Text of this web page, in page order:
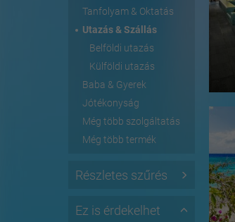
Tanfolyam & Oktatás
Utazás & Szállás
Belföldi utazás
Külföldi utazás
Baba & Gyerek
Jótékonyság
Még több szolgáltatás
Még több termék
Részletes szűrés
Ez is érdekelhet